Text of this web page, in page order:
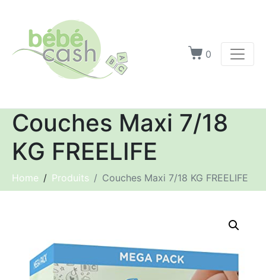
0
Couches Maxi 7/18
KG FREELIFE
Home Produits Couches Maxi 7/18 KG FREELIFE